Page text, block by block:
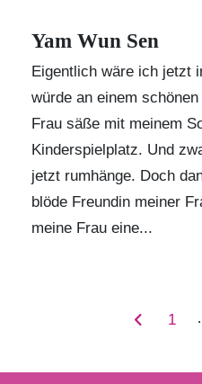
Yam Wun Sen
Eigentlich wäre ich jetzt
würde an einem
Frau säße mit meinem
Kinderspielplatz. Und
jetzt rumhänge. Doch
blöde Freundin meiner
meine Frau eine...
1